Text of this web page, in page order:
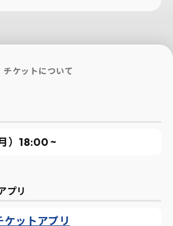
チケットについて
）18:00 ~
プリ
ケットアプリ